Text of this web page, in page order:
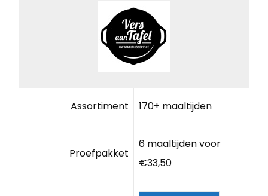
Assortiment 170+ maaltijden
Proefpakket
6 maaltijden voor
€33,50